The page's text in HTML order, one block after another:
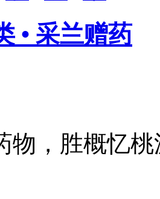
• 采兰赠药
物，胜概忆桃